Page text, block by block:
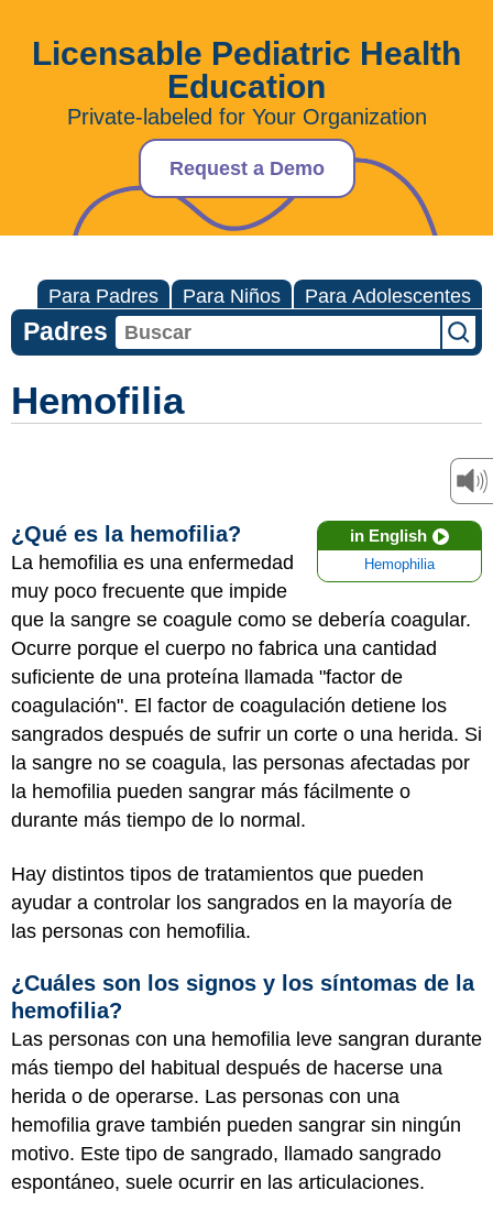
Licensable Pediatric Health
Education
Private-labeled for Your Organization
Request a Demo
Para Padres Para Niños Para Adolescentes
Padres
Hemofilia
in English
Hemophilia
¿Qué es la hemofilia?
La hemofilia es una enfermedad
muy poco frecuente que impide
que la sangre se coagule como se debería coagular.
Ocurre porque el cuerpo no fabrica una cantidad
suficiente de una proteína llamada "factor de
coagulación". El factor de coagulación detiene los
sangrados después de sufrir un corte o una herida. Si
la sangre no se coagula, las personas afectadas por
la hemofilia pueden sangrar más fácilmente o
durante más tiempo de lo normal.
Hay distintos tipos de tratamientos que pueden
ayudar a controlar los sangrados en la mayoría de
las personas con hemofilia.
¿Cuáles son los signos y los síntomas de la
hemofilia?
Las personas con una hemofilia leve sangran durante
más tiempo del habitual después de hacerse una
herida o de operarse. Las personas con una
hemofilia grave también pueden sangrar sin ningún
motivo. Este tipo de sangrado, llamado sangrado
espontáneo, suele ocurrir en las articulaciones.